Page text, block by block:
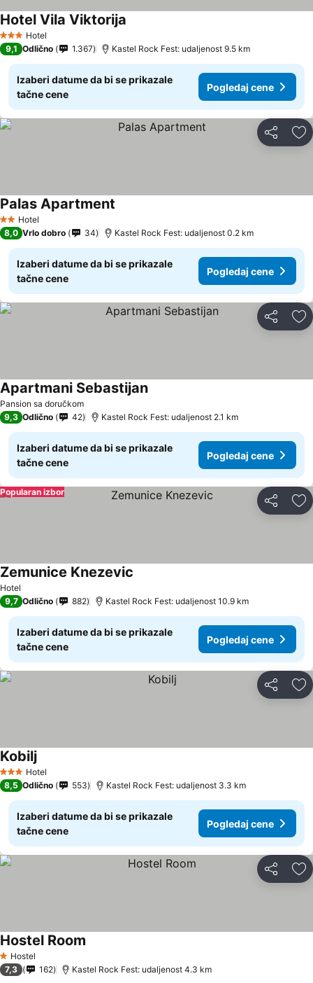
3 Zvezdice
Hotel
Hotel Vila Viktorija
9,1 Odlično 1.367 Kastel Rock Fest: udaljenost 9.5 km
Izaberi datume da bi se prikazale
tačne cene
Pogledaj cene
Deli
2 Zvezdice
Hotel
Palas Apartment
8,0 Vrlo dobro 34 Kastel Rock Fest: udaljenost 0.2 km
Izaberi datume da bi se prikazale
tačne cene
Pogledaj cene
Deli
Pansion sa doručkom
Apartmani Sebastijan
9,3 Odlično 42 Kastel Rock Fest: udaljenost 2.1 km
Izaberi datume da bi se prikazale
tačne cene
Pogledaj cene
Deli
Popularan izbor
Hotel
Zemunice Knezevic
9,7 Odlično 882 Kastel Rock Fest: udaljenost 10.9 km
Izaberi datume da bi se prikazale
tačne cene
Pogledaj cene
Deli
3 Zvezdice
Hotel
Kobilj
8,5 Odlično 553 Kastel Rock Fest: udaljenost 3.3 km
Izaberi datume da bi se prikazale
tačne cene
Pogledaj cene
Deli
1 Zvezdice
Hostel
Hostel Room
7,3 162 Kastel Rock Fest: udaljenost 4.3 km